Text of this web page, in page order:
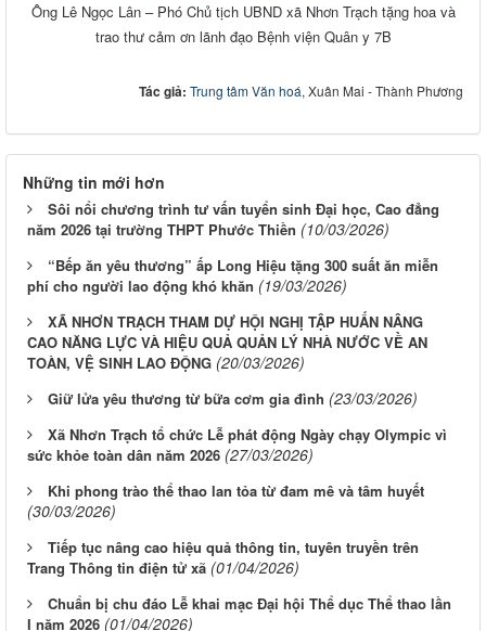
Ông Lê Ngọc Lân – Phó Chủ tịch UBND xã Nhơn Trạch tặng hoa và
trao thư cảm ơn lãnh đạo Bệnh viện Quân y 7B
Tác giả: Trung tâm Văn hoá, Xuân Mai - Thành Phương
Những tin mới hơn
Sôi nổi chương trình tư vấn tuyển sinh Đại học, Cao đẳng
năm 2026 tại trường THPT Phước Thiền (10/03/2026)
“Bếp ăn yêu thương” ấp Long Hiệu tặng 300 suất ăn miễn
phí cho người lao động khó khăn (19/03/2026)
XÃ NHƠN TRẠCH THAM DỰ HỘI NGHỊ TẬP HUẤN NÂNG
CAO NĂNG LỰC VÀ HIỆU QUẢ QUẢN LÝ NHÀ NƯỚC VỀ AN
TOÀN, VỆ SINH LAO ĐỘNG (20/03/2026)
Giữ lửa yêu thương từ bữa cơm gia đình (23/03/2026)
Xã Nhơn Trạch tổ chức Lễ phát động Ngày chạy Olympic vì
sức khỏe toàn dân năm 2026 (27/03/2026)
Khi phong trào thể thao lan tỏa từ đam mê và tâm huyết
(30/03/2026)
Tiếp tục nâng cao hiệu quả thông tin, tuyên truyền trên
Trang Thông tin điện tử xã (01/04/2026)
Chuẩn bị chu đáo Lễ khai mạc Đại hội Thể dục Thể thao lần
I năm 2026 (01/04/2026)